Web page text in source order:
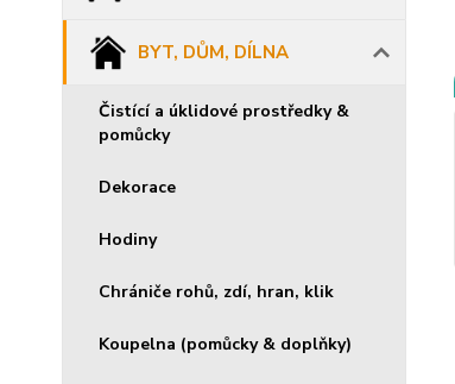
BYT, DŮM, DÍLNA
Čistící a úklidové prostředky &
pomůcky
Dekorace
Hodiny
Chrániče rohů, zdí, hran, klik
Koupelna (pomůcky & doplňky)